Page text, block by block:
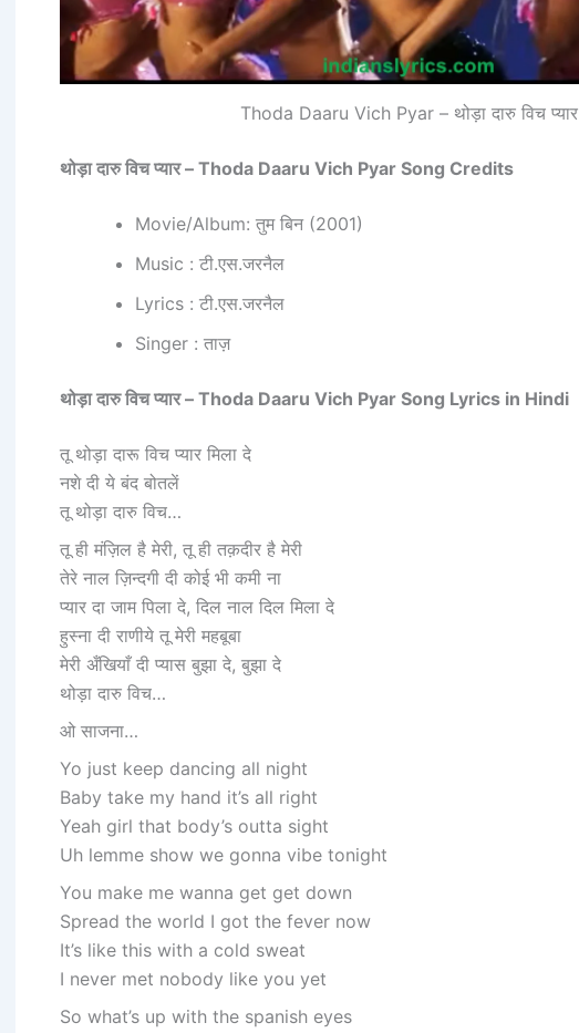
Thoda Daaru Vich Pyar – थोड़ा दारु विच प्यार
थोड़ा दारु विच प्यार – Thoda Daaru Vich Pyar Song Credits
Movie/Album: तुम बिन (2001)
Music : टी.एस.जरनैल
Lyrics : टी.एस.जरनैल
Singer : ताज़
थोड़ा दारु विच प्यार – Thoda Daaru Vich Pyar Song Lyrics in Hindi
तू थोड़ा दारू विच प्यार मिला दे
नशे दी ये बंद बोतलें
तू थोड़ा दारु विच…
तू ही मंज़िल है मेरी, तू ही तक़दीर है मेरी
तेरे नाल ज़िन्दगी दी कोई भी कमी ना
प्यार दा जाम पिला दे, दिल नाल दिल मिला दे
हुस्ना दी राणीये तू मेरी महबूबा
मेरी अँखियाँ दी प्यास बुझा दे, बुझा दे
थोड़ा दारु विच…
ओ साजना…
Yo just keep dancing all night
Baby take my hand it’s all right
Yeah girl that body’s outta sight
Uh lemme show we gonna vibe tonight
You make me wanna get get down
Spread the world I got the fever now
It’s like this with a cold sweat
I never met nobody like you yet
So what’s up with the spanish eyes